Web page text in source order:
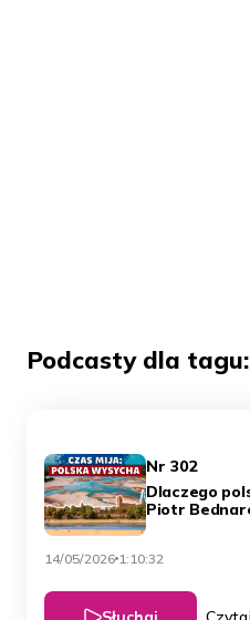
Podcasty dla tagu:
Nr 302
Dlaczego
Piotr
14/05/2026 1:10:32